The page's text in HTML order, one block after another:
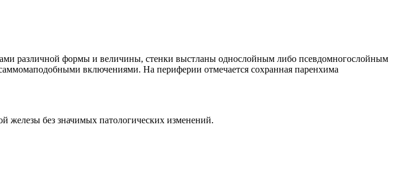
различной формы и величины, стенки выстланы однослойным либо псевдомногослойным
включениями. На периферии отмечается сохранная паренхима
без значимых патологических изменений.